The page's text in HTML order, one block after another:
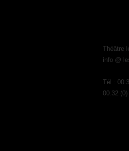
Théâtre
info @
Tél :
00.32